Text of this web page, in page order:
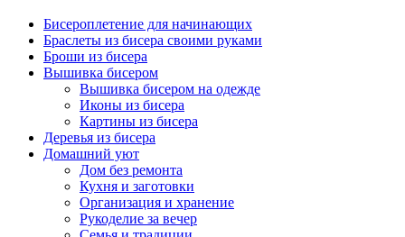
Бисероплетение для начинающих
Браслеты из бисера своими руками
Броши из бисера
Вышивка бисером
Вышивка бисером на одежде
Иконы из бисера
Картины из бисера
Деревья из бисера
Домашний уют
Дом без ремонта
Кухня и заготовки
Организация и хранение
Рукоделие за вечер